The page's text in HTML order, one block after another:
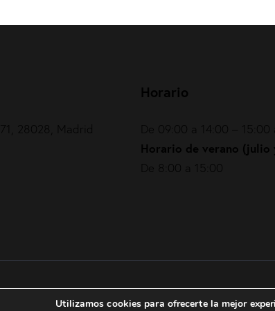
28028, Madrid
Horario
De 09:00 a 14:00 – 15:00
Horario de verano (julio
De 8:00 a 15:00
reservados
Utilizamos cookies para ofrecerte la mejor